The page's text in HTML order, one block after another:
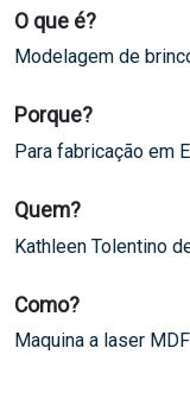
O que é?
Modelagem de
Porque?
Para fabricação em
Quem?
Kathleen Tolentino
Como?
Maquina a laser